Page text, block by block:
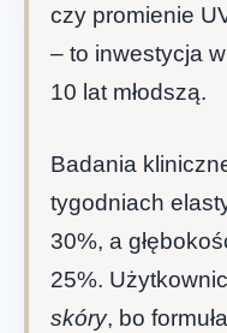
czy promienie
– to inwestycja
10 lat młodszą.
Badania
tygodniach
30%, a
25%.
skóry, bo